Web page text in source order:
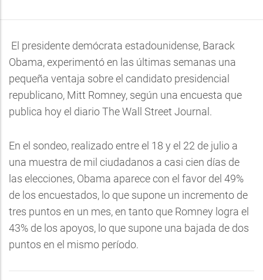
El presidente demócrata estadounidense, Barack
Obama, experimentó en las últimas semanas una
pequeña ventaja sobre el candidato presidencial
republicano, Mitt Romney, según una encuesta que
publica hoy el diario The Wall Street Journal.
En el sondeo, realizado entre el 18 y el 22 de julio a
una muestra de mil ciudadanos a casi cien días de
las elecciones, Obama aparece con el favor del 49%
de los encuestados, lo que supone un incremento de
tres puntos en un mes, en tanto que Romney logra el
43% de los apoyos, lo que supone una bajada de dos
puntos en el mismo período.